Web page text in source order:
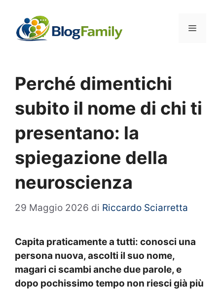
contenuto
Menu
Perché dimentichi
subito il nome di chi ti
presentano: la
spiegazione della
neuroscienza
29 Maggio 2026 di Riccardo Sciarretta
Capita praticamente a tutti: conosci una
persona nuova, ascolti il suo nome,
magari ci scambi anche due parole, e
dopo pochissimo tempo non riesci già più